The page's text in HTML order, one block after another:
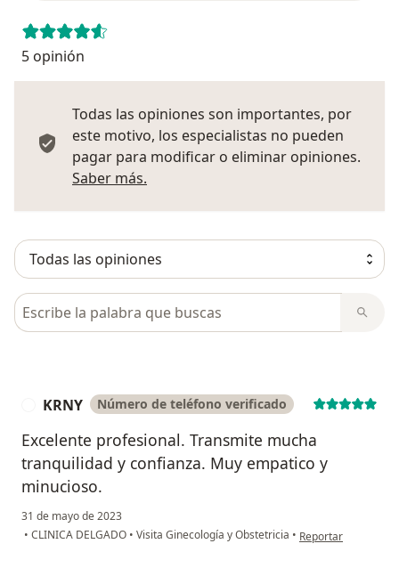
5 opinión
Todas las opiniones son importantes, por
este motivo, los especialistas no pueden
pagar para modificar o eliminar opiniones.
Saber más.
Busca en opiniones
KRNY Número de teléfono verificado
Excelente profesional. Transmite mucha
tranquilidad y confianza. Muy empatico y
minucioso.
31 de mayo de 2023
• CLINICA DELGADO • Visita Ginecología y Obstetricia • en opinión del
Reportar